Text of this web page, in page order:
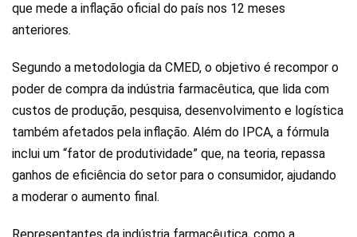
que mede a inflação oficial do país nos 12 meses
anteriores.
Segundo a metodologia da CMED, o objetivo é recompor o
poder de compra da indústria farmacêutica, que lida com
custos de produção, pesquisa, desenvolvimento e logística
também afetados pela inflação. Além do IPCA, a fórmula
inclui um “fator de produtividade” que, na teoria, repassa
ganhos de eficiência do setor para o consumidor, ajudando
a moderar o aumento final.